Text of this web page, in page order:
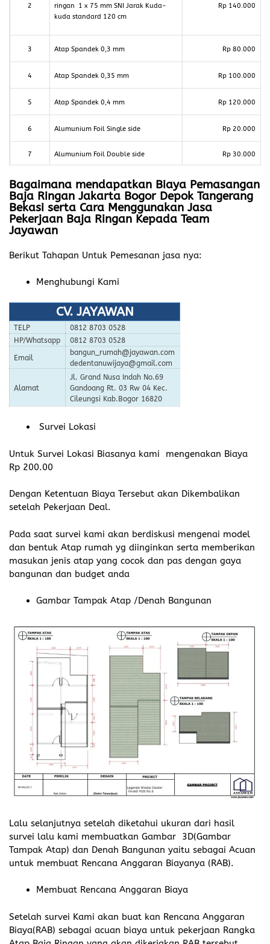
2
ringan 1 x 75 mm SNI Jarak Kuda-
kuda standard 120 cm
Rp 140.000
3 Atap Spandek 0,3 mm Rp 80.000
4 Atap Spandek 0,35 mm Rp 100.000
5 Atap Spandek 0,4 mm Rp 120.000
6 Alumunium Foil Single side Rp 20.000
7 Alumunium Foil Double side Rp 30.000
Bagaimana mendapatkan Biaya Pemasangan
Baja Ringan Jakarta Bogor Depok Tangerang
Bekasi serta Cara Menggunakan Jasa
Pekerjaan Baja Ringan Kepada Team
Jayawan
Berikut Tahapan Untuk Pemesanan jasa nya:
Menghubungi Kami
CV. JAYAWAN
TELP
0812 8703 0528
HP/Whatsapp
0812 8703 0528
Email
bangun_rumah@jayawan.com
dedentanuwijaya@gmail.com
Alamat
Jl. Grand Nusa Indah No.69
Gandoang Rt. 03 Rw 04 Kec.
Cileungsi Kab.Bogor 16820
Survei Lokasi
Untuk Survei Lokasi Biasanya kami mengenakan Biaya
Rp 200.00
Dengan Ketentuan Biaya Tersebut akan Dikembalikan
setelah Pekerjaan Deal.
Pada saat survei kami akan berdiskusi mengenai model
dan bentuk Atap rumah yg diinginkan serta memberikan
masukan jenis atap yang cocok dan pas dengan gaya
bangunan dan budget anda
Gambar Tampak Atap /Denah Bangunan
Lalu selanjutnya setelah diketahui ukuran dari hasil
survei lalu kami membuatkan Gambar 3D(Gambar
Tampak Atap) dan Denah Bangunan yaitu sebagai Acuan
untuk membuat Rencana Anggaran Biayanya (RAB).
Membuat Rencana Anggaran Biaya
Setelah survei Kami akan buat kan Rencana Anggaran
Biaya(RAB) sebagai acuan biaya untuk pekerjaan Rangka